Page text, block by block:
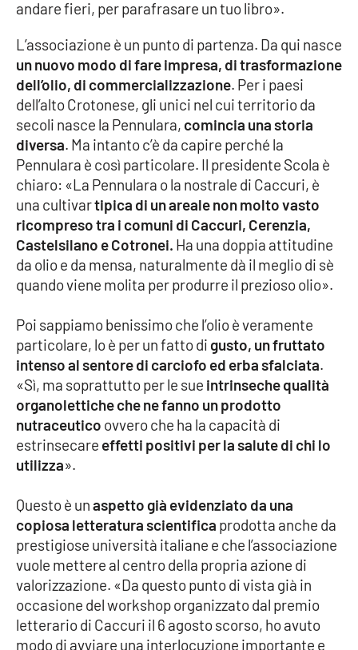
Le perfidie di Antonella Grippo
Venti di comunicazione
STREAMING
LaC TV
LaC Network
LaC OnAir
EDIZIONI
LOCALI
Catanzaro
Crotone
Vibo Valentia
Reggio Calabria
Cosenza
Lamezia Terme
andare fieri, per parafrasare un tuo libro».
L’associazione è un punto di partenza. Da qui nasce
un nuovo modo di fare impresa, di trasformazione
dell’olio, di commercializzazione. Per i paesi
dell’alto Crotonese, gli unici nel cui territorio da
secoli nasce la Pennulara, comincia una storia
diversa. Ma intanto c’è da capire perché la
Pennulara è così particolare. Il presidente Scola è
chiaro: «La Pennulara o la nostrale di Caccuri, è
una cultivartipica di un areale non molto vasto
ricompreso tra i comuni di Caccuri, Cerenzia,
Castelsilano e Cotronei. Ha una doppia attitudine
da olio e da mensa, naturalmente dà il meglio di sè
quando viene molita per produrre il prezioso olio».
Poi sappiamo benissimo che l’olio è veramente
particolare, lo è per un fatto di gusto, un fruttato
intenso al sentore di carciofo ed erba sfalciata.
«Sì, ma soprattutto per le sue intrinseche qualità
organolettiche che ne fanno un prodotto
nutraceutico ovvero che ha la capacità di
estrinsecare effetti positivi per la salute di chi lo
utilizza».
Questo è unaspetto già evidenziato da una
copiosa letteratura scientifica prodotta anche da
prestigiose università italiane e che l’associazione
vuole mettere al centro della propria azione di
valorizzazione. «Da questo punto di vista già in
occasione del workshop organizzato dal premio
letterario di Caccuri il 6 agosto scorso, ho avuto
modo di avviare una interlocuzione importante e